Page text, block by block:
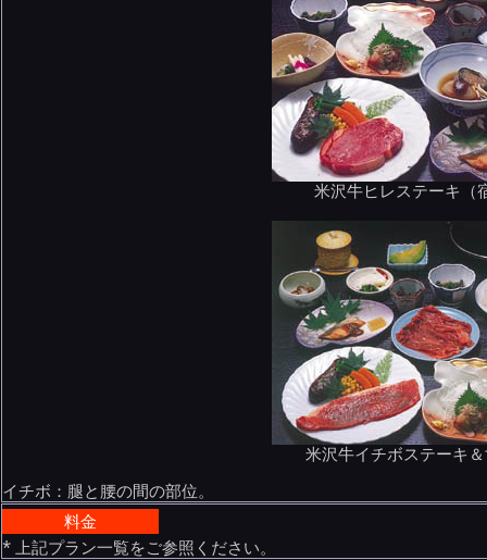
米沢牛ヒレステーキ（
米沢牛イチボステーキ
イチボ：腿と腰の間の部位。
料金
* 上記プラン一覧をご参照ください。